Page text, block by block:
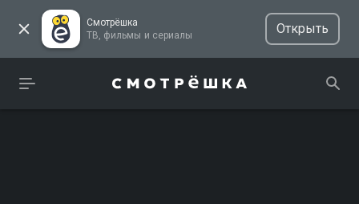
Смотрёшка
ТВ, фильмы и сериалы
Открыть